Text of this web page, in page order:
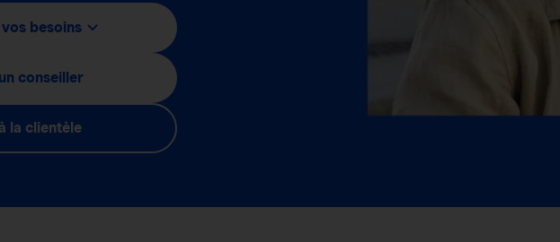
besoins
conseiller
la clientèle